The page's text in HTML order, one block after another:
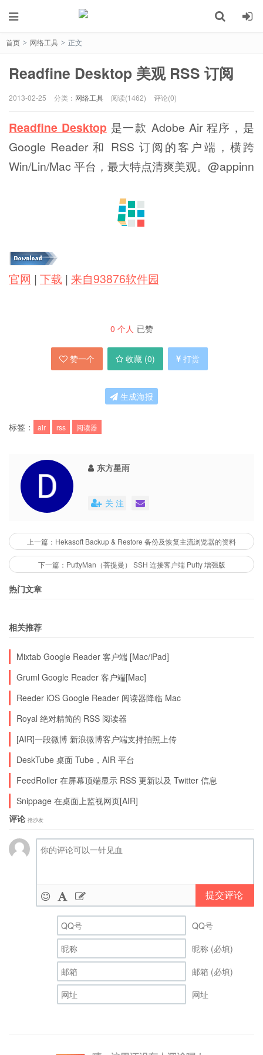
首页 > 网络工具 > 正文
Readfine Desktop 美观 RSS 订阅
2013-02-25 分类： 网络工具 阅读(1462) 评论(0)
Readfine Desktop 是一款 Adobe Air 程序，是
Google Reader 和 RSS 订阅的客户端，横跨
Win/Lin/Mac 平台，最大特点清爽美观。@appinn
官网 | 下载 | 来自93876软件园
0 个人 已赞
赞一个 收藏 (0) 打赏
生成海报
标签： air rss 阅读器
东方星雨
关 注
上一篇：Hekasoft Backup & Restore 备份及恢复主流浏览器的资料
下一篇：PuttyMan（菩提曼） SSH 连接客户端 Putty 增强版
热门文章
相关推荐
Mixtab Google Reader 客户端 [Mac/iPad]
Gruml Google Reader 客户端[Mac]
Reeder iOS Google Reader 阅读器降临 Mac
Royal 绝对精简的 RSS 阅读器
[AIR]一段微博 新浪微博客户端支持拍照上传
DeskTube 桌面 Tube，AIR 平台
FeedRoller 在屏幕顶端显示 RSS 更新以及 Twitter 信息
Snippage 在桌面上监视网页[AIR]
评论 抢沙发
提交评论
QQ号
昵称 (必填)
邮箱 (必填)
网址